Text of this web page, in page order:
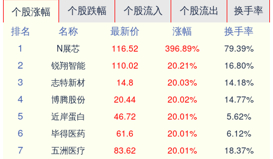
个股涨幅 个股跌幅 个股流入 个股流出
换手率
排名
名称 最新价 涨幅
换手率
1
N展芯 116.52 396.89% 79.39%
2 锐翔智能 110.02 20.21% 16.80%
3 志特新材 14.8 20.03% 14.18%
4 博腾股份 20.44 20.02% 14.77%
5 近岸蛋白 46.72 20.01% 5.62%
6 毕得医药 61.6 20.01% 6.12%
7 五洲医疗 83.62 20.01% 18.37%